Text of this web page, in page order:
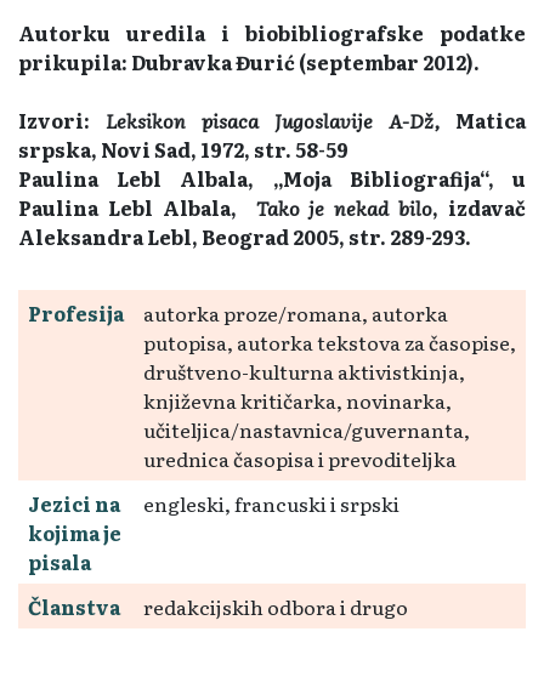
Autorku uredila i biobibliografske podatke
prikupila: Dubravka Đurić (septembar 2012).
Izvori: Leksikon pisaca Jugoslavije A-Dž, Matica
srpska, Novi Sad, 1972, str. 58-59
Paulina Lebl Albala, „Moja Bibliografija“, u
Paulina Lebl Albala, Tako je nekad bilo, izdavač
Aleksandra Lebl, Beograd 2005, str. 289-293.
Profesija
autorka proze/romana, autorka
putopisa, autorka tekstova za časopise,
društveno-kulturna aktivistkinja,
književna kritičarka, novinarka,
učiteljica/nastavnica/guvernanta,
urednica časopisa i prevoditeljka
Jezici na
kojima je
pisala
engleski, francuski i srpski
Članstva redakcijskih odbora i drugo